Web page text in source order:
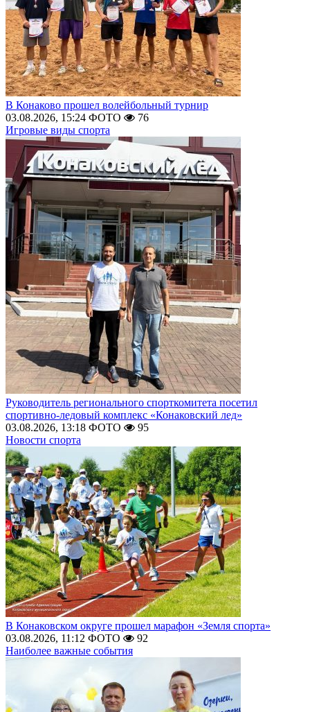
В Конаково прошел волейбольный турнир
03.08.2026, 15:24 ФОТО
76
Игровые виды спорта
Руководитель регионального спорткомитета посетил
спортивно-ледовый комплекс «Конаковский лед»
03.08.2026, 13:18 ФОТО
95
Новости спорта
В Конаковском округе прошел марафон «Земля спорта»
03.08.2026, 11:12 ФОТО
92
Наиболее важные события